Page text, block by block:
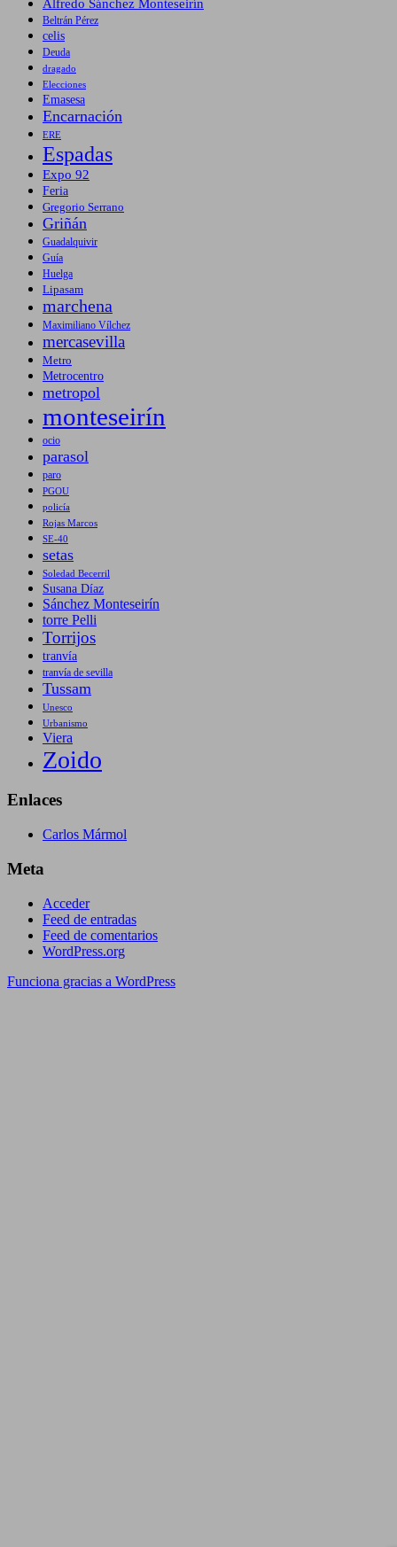
Beltrán Pérez
celis
Deuda
dragado
Elecciones
Emasesa
Encarnación
ERE
Espadas
Expo 92
Feria
Gregorio Serrano
Griñán
Guadalquivir
Guía
Huelga
Lipasam
marchena
Maximiliano Vílchez
mercasevilla
Metro
Metrocentro
metropol
monteseirín
ocio
parasol
paro
PGOU
policía
Rojas Marcos
SE-40
setas
Soledad Becerril
Susana Díaz
Sánchez Monteseirín
torre Pelli
Torrijos
tranvía
tranvía de sevilla
Tussam
Unesco
Urbanismo
Viera
Zoido
Enlaces
Carlos Mármol
Meta
Acceder
Feed de entradas
Feed de comentarios
WordPress.org
Funciona gracias a WordPress